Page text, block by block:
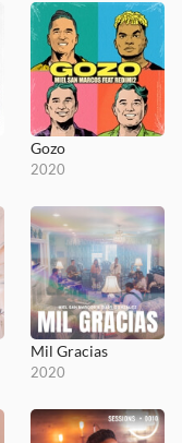
Gozo
2020
Mil Gracias
2020